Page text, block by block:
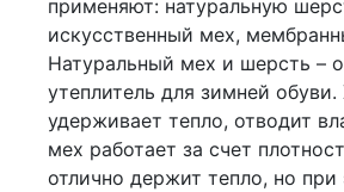
применяют: натуральную
искусственный мех,
Натуральный мех и шерсть –
утеплитель для зимней
удерживает тепло, отводит
мех работает за счет
отлично держит тепло, но